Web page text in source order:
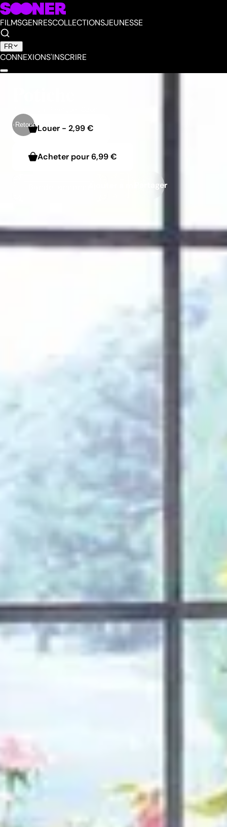
FILMSGENRESCOLLECTIONSJEUNESSE
FR
CONNEXIONS'INSCRIRE
Retour Louer - 2,99 €
Acheter pour6,99 €
Partager